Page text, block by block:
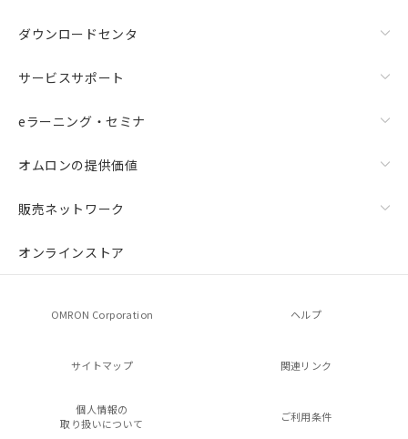
ダウンロードセンタ
サービスサポート
eラーニング・セミナ
オムロンの提供価値
販売ネットワーク
オンラインストア
OMRON Corporation ヘルプ
サイトマップ 関連リンク
個人情報の
取り扱いについて
ご利用条件